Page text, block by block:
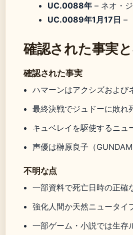
UC.0088年 – ネオ・
UC.0089年1月17日 –
確認された事実
確認された事実
ハマーンはアクシズおよ
最終決戦でジュドーに敗れ
キュベレイを駆使するニュ
声優は榊原良子（
不明な点
一部資料で死亡日時の正確
強化人間か天然ニュータ
一部ゲーム・小説では生存